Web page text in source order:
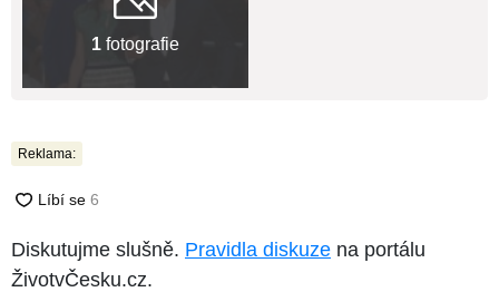
1 fotografie
Reklama:
Diskutujme slušně. Pravidla diskuze na portálu
ŽivotvČesku.cz.